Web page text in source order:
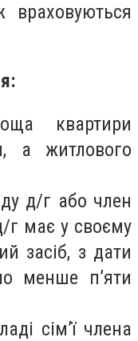
квартири
а житлового
д/г або член
г має у своєму
засіб, з дати
менше п’яти
сім’ї члена